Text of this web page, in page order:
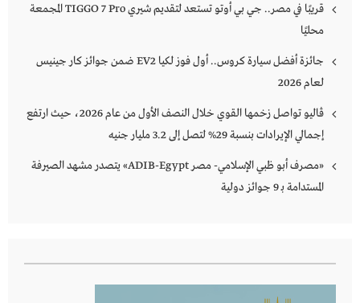
قريبًا في مصر.. جي بي أوتو تستعد لتقديم شيري TIGGO 7 Pro المجمعة
محليًا
جائزة أفضل سيارة كروس.. أول فوز لكيا EV2 ضمن جوائز كار جينيس
لعام 2026
ڤاليو تواصل زخمها القوي خلال النصف الأول من عام 2026، حيث ارتفع
إجمالي الإيرادات بنسبة 29% لتصل إلى 3.2 مليار جنيه
«مصرف أبو ظبي الإسلامي- مصر ADIB-Egypt» يتصدر مشهد الصيرفة
المستدامة بـ 9 جوائز دولية